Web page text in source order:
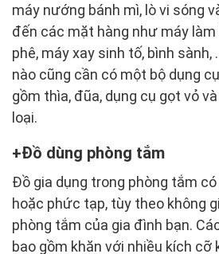
máy nướng bánh mì, lò vi sóng
đến các mặt hàng như máy làm
phê, máy xay sinh tố, bình
nào cũng cần có một bộ dụng
gồm thìa, đũa, dụng cụ gọt vỏ
loại.
Đồ dùng phòng tắm
Đồ gia dụng trong phòng tắm
hoặc phức tạp, tùy theo không
phòng tắm của gia đình bạn.
bao gồm khăn với nhiều kích cỡ